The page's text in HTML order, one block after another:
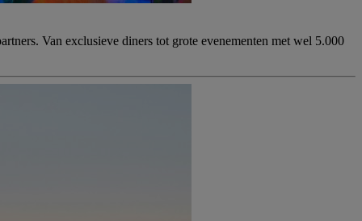
Van exclusieve diners tot grote evenementen met wel 5.000